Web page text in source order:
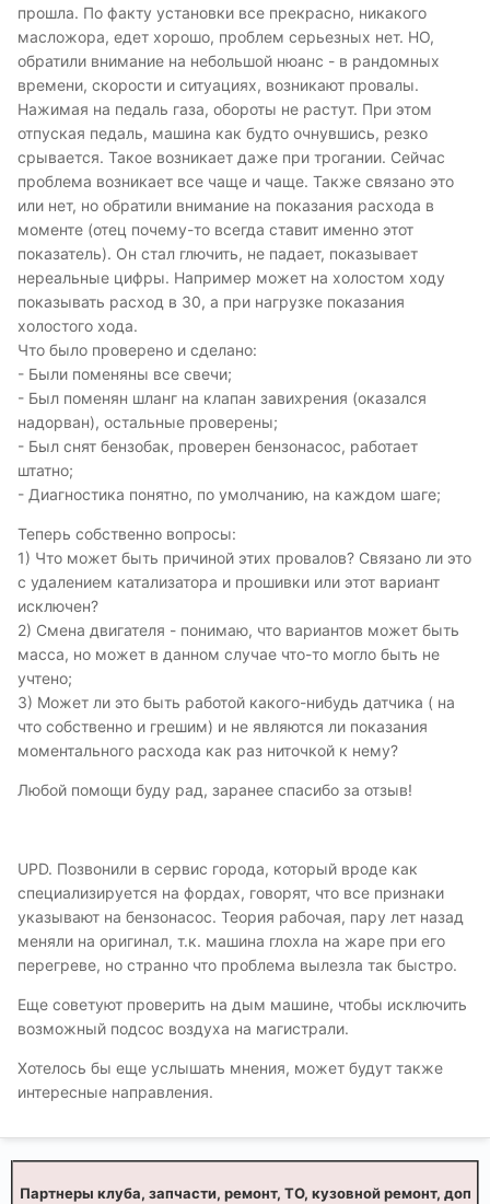
прошла. По факту установки все прекрасно, никакого
масложора, едет хорошо, проблем серьезных нет. НО,
обратили внимание на небольшой нюанс - в рандомных
времени, скорости и ситуациях, возникают провалы.
Нажимая на педаль газа, обороты не растут. При этом
отпуская педаль, машина как будто очнувшись, резко
срывается. Такое возникает даже при трогании. Сейчас
проблема возникает все чаще и чаще. Также связано это
или нет, но обратили внимание на показания расхода в
моменте (отец почему-то всегда ставит именно этот
показатель). Он стал глючить, не падает, показывает
нереальные цифры. Например может на холостом ходу
показывать расход в 30, а при нагрузке показания
холостого хода.
Что было проверено и сделано:
- Были поменяны все свечи;
- Был поменян шланг на клапан завихрения (оказался
надорван), остальные проверены;
- Был снят бензобак, проверен бензонасос, работает
штатно;
- Диагностика понятно, по умолчанию, на каждом шаге;
Теперь собственно вопросы:
1) Что может быть причиной этих провалов? Связано ли это
с удалением катализатора и прошивки или этот вариант
исключен?
2) Смена двигателя - понимаю, что вариантов может быть
масса, но может в данном случае что-то могло быть не
учтено;
3) Может ли это быть работой какого-нибудь датчика ( на
что собственно и грешим) и не являются ли показания
моментального расхода как раз ниточкой к нему?
Любой помощи буду рад, заранее спасибо за отзыв!
UPD. Позвонили в сервис города, который вроде как
специализируется на фордах, говорят, что все признаки
указывают на бензонасос. Теория рабочая, пару лет назад
меняли на оригинал, т.к. машина глохла на жаре при его
перегреве, но странно что проблема вылезла так быстро.
Еще советуют проверить на дым машине, чтобы исключить
возможный подсос воздуха на магистрали.
Хотелось бы еще услышать мнения, может будут также
интересные направления.
Партнеры клуба, запчасти, ремонт, ТО, кузовной ремонт, доп